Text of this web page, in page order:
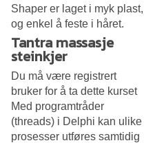
Shaper er laget i myk plast,
og enkel å feste i håret.
Tantra massasje
steinkjer
Du må være registrert
bruker for å ta dette kurset
Med programtråder
(threads) i Delphi kan ulike
prosesser utføres samtidig